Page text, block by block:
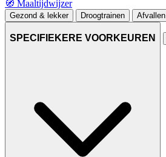
🧭 Maaltijdwijzer
Gezond & lekker Droogtrainen Afvallen
SPECIFIEKERE VOORKEUREN